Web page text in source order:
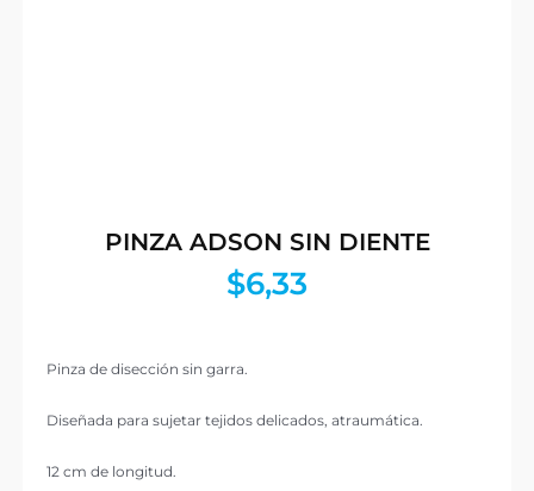
PINZA ADSON SIN DIENTE
$6,33
Pinza de disección sin garra.
Diseñada para sujetar tejidos delicados, atraumática.
12 cm de longitud.